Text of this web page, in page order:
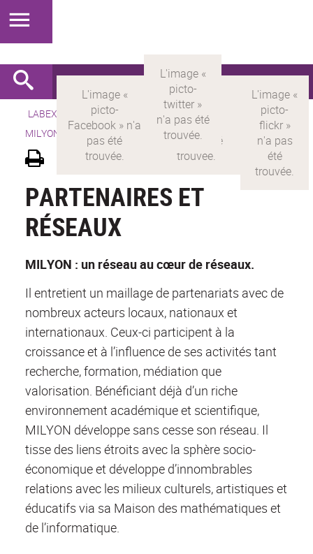
LABEX > LABEX MILYON Version française
MILYON > Partenaires
PARTENAIRES ET
RÉSEAUX
MILYON : un réseau au cœur de réseaux.
Il entretient un maillage de partenariats avec de
nombreux acteurs locaux, nationaux et
internationaux. Ceux-ci participent à la
croissance et à l’influence de ses activités tant
recherche, formation, médiation que
valorisation. Bénéficiant déjà d’un riche
environnement académique et scientifique,
MILYON développe sans cesse son réseau. Il
tisse des liens étroits avec la sphère socio-
économique et développe d’innombrables
relations avec les milieux culturels, artistiques et
éducatifs via sa Maison des mathématiques et
de l’informatique.